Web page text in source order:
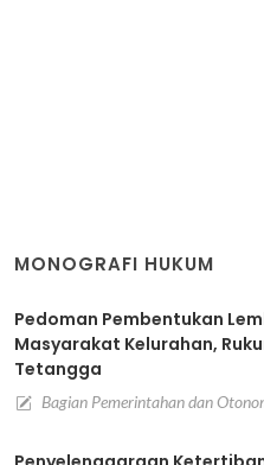
MONOGRAFI HUKUM
Pedoman Pembentukan
Masyarakat Kelurahan,
Tetangga
Bagian Pemerintahan dan